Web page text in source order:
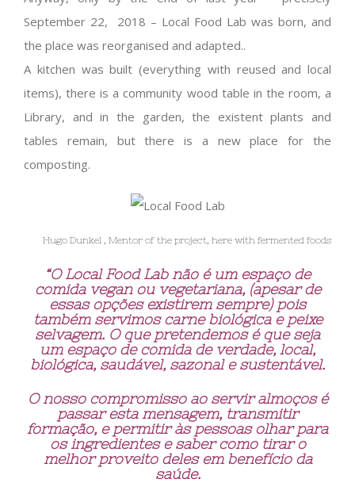
September 22, 2018 – Local Food Lab was born, and
the place was reorganised and adapted..
A kitchen was built (everything with reused and local
items), there is a community wood table in the room, a
Library, and in the garden, the existent plants and
tables remain, but there is a new place for the
composting.
Hugo Dunkel , Mentor of the project, here with fermented foods
“O Local Food Lab não é um espaço de
comida vegan ou vegetariana, (apesar de
essas opções existirem sempre) pois
também servimos carne biológica e peixe
selvagem. O que pretendemos é que seja
um espaço de comida de verdade, local,
biológica, saudável, sazonal e sustentável.
O nosso compromisso ao servir almoços é
passar esta mensagem, transmitir
formação, e permitir às pessoas olhar para
os ingredientes e saber como tirar o
melhor proveito deles em benefício da
saúde.